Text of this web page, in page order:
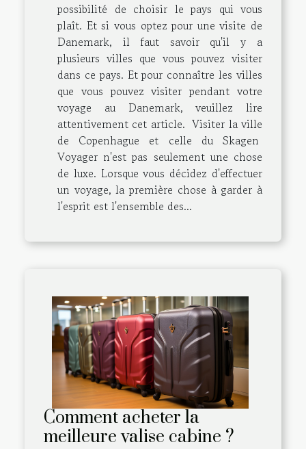
possibilité de choisir le pays qui vous
plaît. Et si vous optez pour une visite de
Danemark, il faut savoir qu'il y a
plusieurs villes que vous pouvez visiter
dans ce pays. Et pour connaître les villes
que vous pouvez visiter pendant votre
voyage au Danemark, veuillez lire
attentivement cet article. Visiter la ville
de Copenhague et celle du Skagen
Voyager n'est pas seulement une chose
de luxe. Lorsque vous décidez d'effectuer
un voyage, la première chose à garder à
l'esprit est l'ensemble des...
Comment acheter la
meilleure valise cabine ?